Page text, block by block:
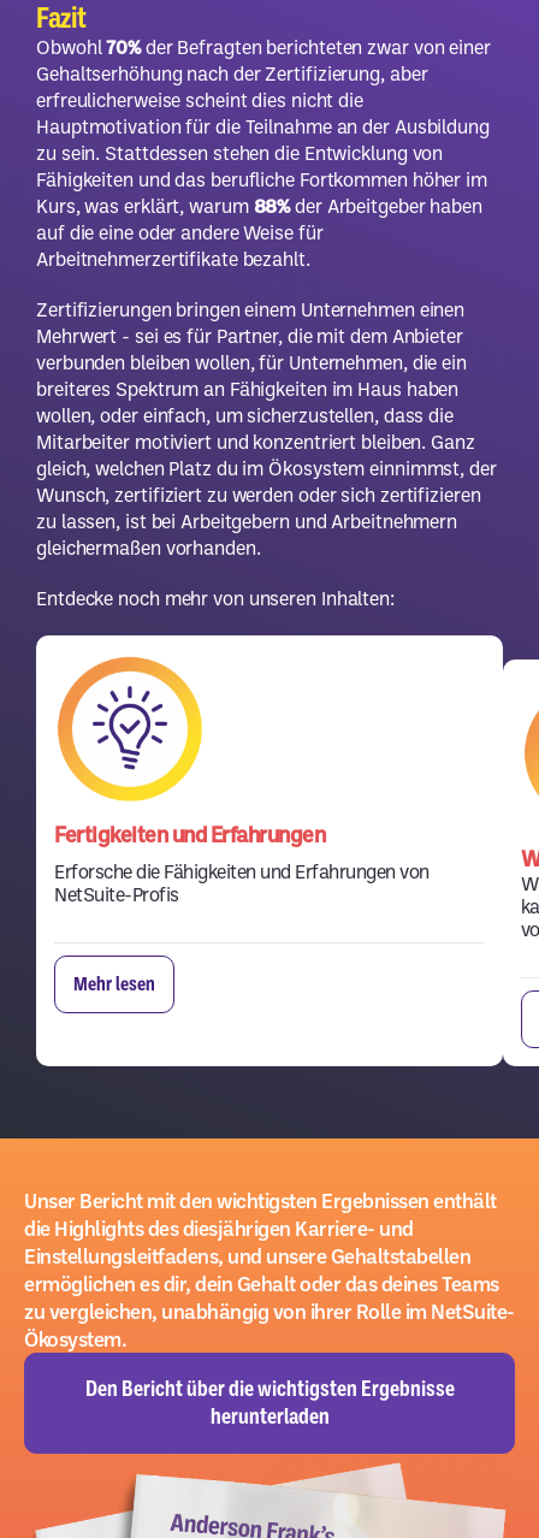
Fazit
Obwohl70%der Befragten berichteten zwar von einer
Gehaltserhöhung nach der Zertifizierung, aber
erfreulicherweise scheint dies nicht die
Hauptmotivation für die Teilnahme an der Ausbildung
zu sein. Stattdessen stehen die Entwicklung von
Fähigkeiten und das berufliche Fortkommen höher im
Kurs, was erklärt, warum 88%der Arbeitgeber haben
auf die eine oder andere Weise für
Arbeitnehmerzertifikate bezahlt.
Zertifizierungen bringen einem Unternehmen einen
Mehrwert - sei es für Partner, die mit dem Anbieter
verbunden bleiben wollen, für Unternehmen, die ein
breiteres Spektrum an Fähigkeiten im Haus haben
wollen, oder einfach, um sicherzustellen, dass die
Mitarbeiter motiviert und konzentriert bleiben. Ganz
gleich, welchen Platz du im Ökosystem einnimmst, der
Wunsch, zertifiziert zu werden oder sich zertifizieren
zu lassen, ist bei Arbeitgebern und Arbeitnehmern
gleichermaßen vorhanden.
Entdecke noch mehr von unseren Inhalten:
Fertigkeiten und Erfahrungen
Erforsche die Fähigkeiten und Erfahrungen von
NetSuite-Profis
Mehr lesen
Unser Bericht mit den wichtigsten Ergebnissen enthält
die Highlights des diesjährigen Karriere- und
Einstellungsleitfadens, und unsere Gehaltstabellen
ermöglichen es dir, dein Gehalt oder das deines Teams
zu vergleichen, unabhängig von ihrer Rolle im NetSuite-
Ökosystem.
Den Bericht über die wichtigsten Ergebnisse
herunterladen